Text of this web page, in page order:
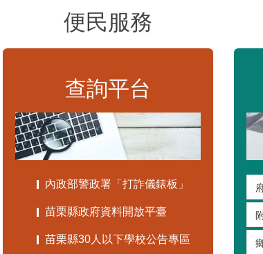
便民服務
查詢平台
內政部警政署「打詐儀錶板」
苗栗縣政府資料開放平臺
苗栗縣30人以下學校公告專區